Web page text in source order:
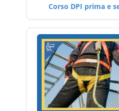
Corso DPI prima e